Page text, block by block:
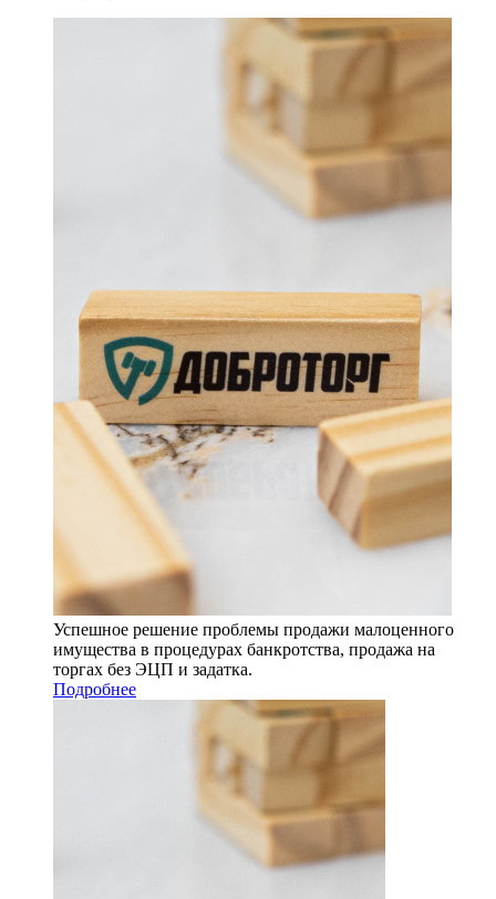
Успешное решение проблемы продажи малоценного
имущества в процедурах банкротства, продажа на
торгах без ЭЦП и задатка.
Подробнее